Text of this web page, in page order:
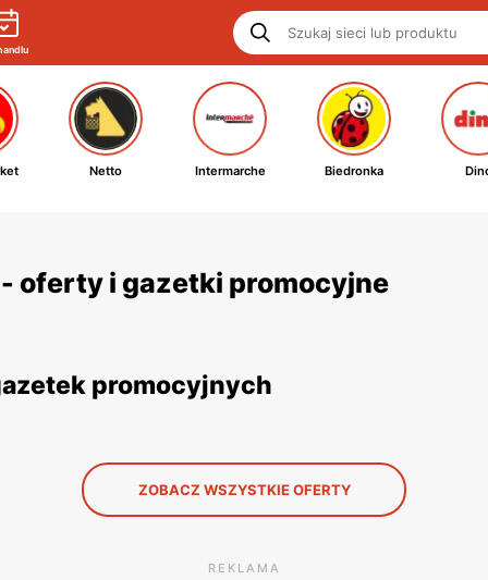
Netto Intermarche Biedronka
oferty i gazetki promocyjne
promocyjnych
ZOBACZ WSZYSTKIE OFERTY
REKLAMA